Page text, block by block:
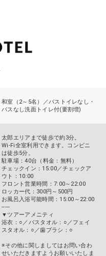
和室（2～5名）／バストイレなし・
バスなし洗面トイレ付(要割増)
太郎エリアまで徒歩で約3分。
Wi-Fi全室利用できます。コンビニ
は徒歩5分。
駐車場：40台（料金：無料）
チェックイン：15:00／チェックア
ウト：10:00
フロント営業時間：7:00～22:00
ロッカー代：300円～500円
お風呂入浴可能時間：15:00～22:00
-----
▼ツアーアメニティ
浴衣：○／バスタオル：○／フェイ
スタオル：○／歯ブラシ：○
※その他に関しましてはお問い合わ
せいただきますようお願いいたしま